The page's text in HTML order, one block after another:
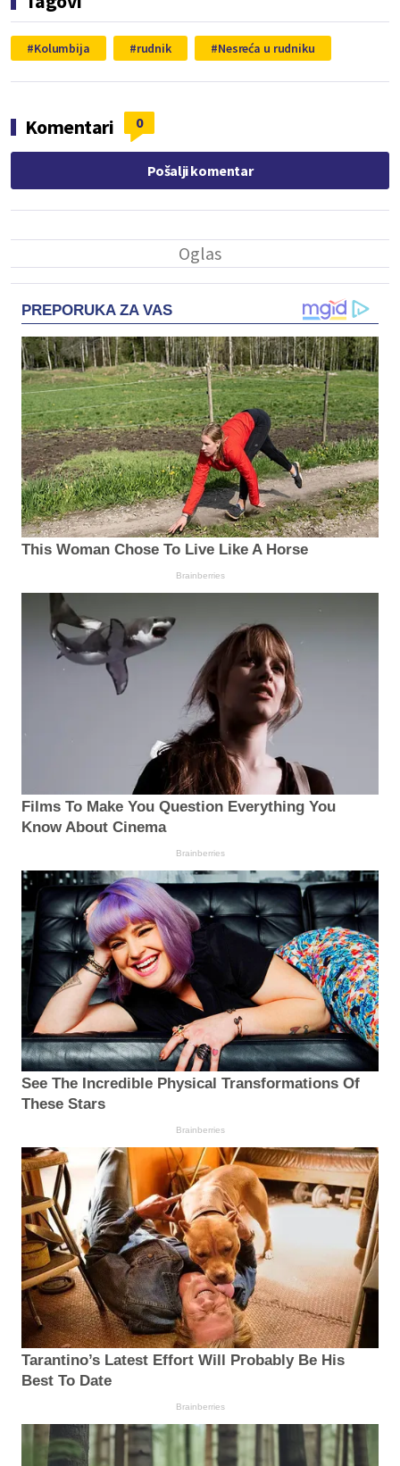
Kolumbija rudnik Nesreća u rudniku
Komentari 0
Pošalji komentar
PREPORUKA ZA VAS
This Woman Chose To Live Like A Horse
Brainberries
Films To Make You Question Everything You
Know About Cinema
Brainberries
See The Incredible Physical Transformations Of
These Stars
Brainberries
Tarantino’s Latest Effort Will Probably Be His
Best To Date
Brainberries